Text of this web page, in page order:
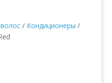
/ Кондиционеры /